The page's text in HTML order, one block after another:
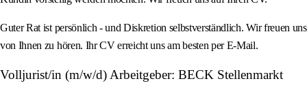
Guter Rat ist persönlich - und Diskretion selbstverständlich. Wir freuen uns
von Ihnen zu hören. Ihr CV erreicht uns am besten per E-Mail.
Volljurist/in (m/w/d) Arbeitgeber: BECK Stellenmarkt